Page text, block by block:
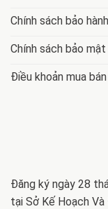
Chính sách bảo
Chính sách bảo mật
Điều khoản mua
Đăng ký ngày 28
tại Sở Kế Hoạch